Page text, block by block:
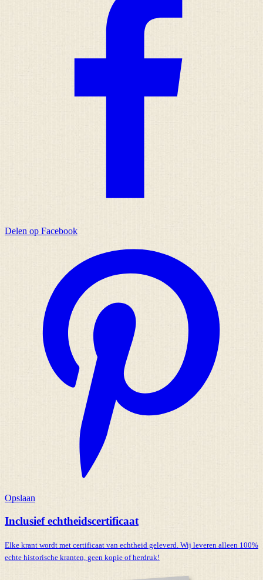
Delen op Facebook
Opslaan
Inclusief echtheidscertificaat
Elke krant wordt met certificaat van echtheid geleverd. Wij leveren alleen 100%
echte historische kranten, geen kopie of herdruk!